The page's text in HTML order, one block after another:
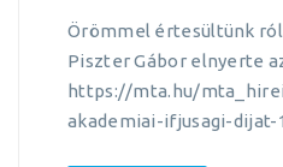
Örömmel értesültünk
Piszter Gábor elnyerte
https://mta.hu/
akademiai-ifjusagi-dijat-